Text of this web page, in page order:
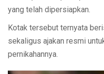
yang telah dipersiapkan.
Kotak tersebut ternyata
sekaligus ajakan resmi
pernikahannya.